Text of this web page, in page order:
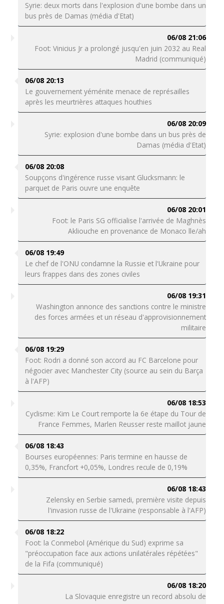
Syrie: deux morts dans l'explosion d'une bombe dans un
bus près de Damas (média d'Etat)
06/08 21:06
Foot: Vinicius Jr a prolongé jusqu'en juin 2032 au Real
Madrid (communiqué)
06/08 20:13
Le gouvernement yéménite menace de représailles
après les meurtrières attaques houthies
06/08 20:09
Syrie: explosion d'une bombe dans un bus près de
Damas (média d'Etat)
06/08 20:08
Soupçons d'ingérence russe visant Glucksmann: le
parquet de Paris ouvre une enquête
06/08 20:01
Foot: le Paris SG officialise l'arrivée de Maghnès
Akliouche en provenance de Monaco lle/ah
06/08 19:49
Le chef de l'ONU condamne la Russie et l'Ukraine pour
leurs frappes dans des zones civiles
06/08 19:31
Washington annonce des sanctions contre le ministre
des forces armées et un réseau d'approvisionnement
militaire
06/08 19:29
Foot: Rodri a donné son accord au FC Barcelone pour
négocier avec Manchester City (source au sein du Barça
à l'AFP)
06/08 18:53
Cyclisme: Kim Le Court remporte la 6e étape du Tour de
France Femmes, Marlen Reusser reste maillot jaune
06/08 18:43
Bourses européennes: Paris termine en hausse de
0,35%, Francfort +0,05%, Londres recule de 0,19%
06/08 18:43
Zelensky en Serbie samedi, première visite depuis
l'invasion russe de l'Ukraine (responsable à l'AFP)
06/08 18:22
Foot: la Conmebol (Amérique du Sud) exprime sa
"préoccupation face aux actions unilatérales répétées"
de la Fifa (communiqué)
06/08 18:20
La Slovaquie enregistre un record absolu de